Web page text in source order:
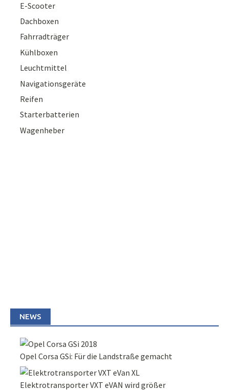
E-Scooter
Dachboxen
Fahrradträger
Kühlboxen
Leuchtmittel
Navigationsgeräte
Reifen
Starterbatterien
Wagenheber
NEWS
Opel Corsa GSi: Für die Landstraße gemacht
Elektrotransporter VXT eVAN wird größer